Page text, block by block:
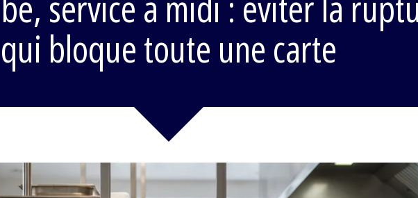
qui bloque toute une carte